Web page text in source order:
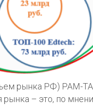
рынка РФ) PAM-
– это, по